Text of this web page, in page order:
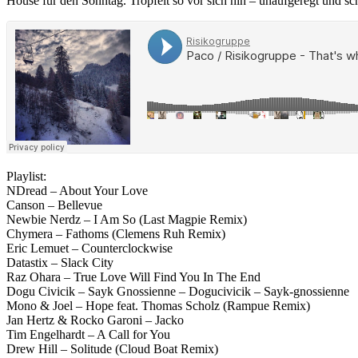
Playlist:
NDread – About Your Love
Canson – Bellevue
Newbie Nerdz – I Am So (Last Magpie Remix)
Chymera – Fathoms (Clemens Ruh Remix)
Eric Lemuet – Counterclockwise
Datastix – Slack City
Raz Ohara – True Love Will Find You In The End
Dogu Civicik – Sayk Gnossienne – Dogucivicik – Sayk-gnossienne
Mono & Joel – Hope feat. Thomas Scholz (Rampue Remix)
Jan Hertz & Rocko Garoni – Jacko
Tim Engelhardt – A Call for You
Drew Hill – Solitude (Cloud Boat Remix)